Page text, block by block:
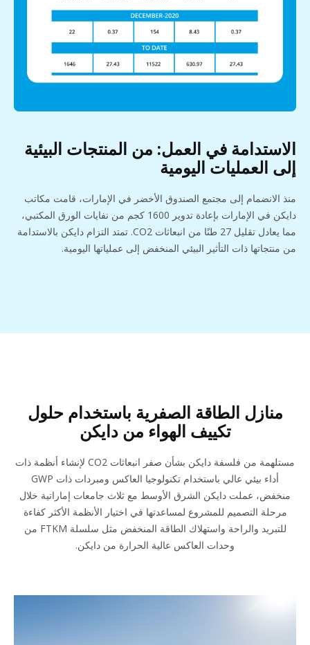
الاستدامة في العمل: من المنتجات البيئية
إلى العمليات اليومية
منذ الانضمام إلى مجتمع الصندوق الأخضر في الإمارات، قامت مكاتب
دايكن في الإمارات بإعادة تدوير 1600 كجم من نفايات الورق المكتبي،
مما يعادل تقليل 27 طنًا من انبعاثات CO2. تمتد التزام دايكن بالاستدامة
من منتجاتها ذات التأثير البيئي المنخفض إلى عملياتها اليومية.
منازل الطاقة الصفرية باستخدام حلول
تكييف الهواء من دايكن
مستلهمة من فلسفة دايكن بشأن صفر انبعاثات CO2 لإنشاء أنظمة ذات
أداء بيئي عالي باستخدام تكنولوجيا العاكس ومبردات ذات GWP
منخفض، عملت دايكن الشرق الأوسط مع ثلاث جامعات إماراتية خلال
مرحلة التصميم للمشروع لمساعدتها في اختيار الأنظمة الأكثر كفاءة
للتبريد والراحة واستهلاك الطاقة المنخفض مثل سلسلة FTKM من
وحدات العاكس عالية الحرارة من دايكن.